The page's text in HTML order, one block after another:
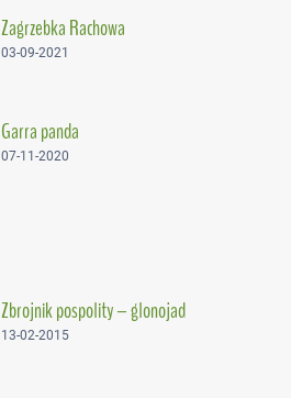
Zagrzebka Rachowa
03-09-2021
Garra panda
07-11-2020
Zbrojnik pospolity – glonojad
13-02-2015